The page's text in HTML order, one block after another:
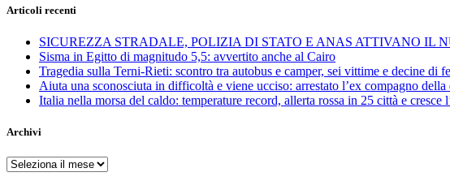
Articoli recenti
SICUREZZA STRADALE, POLIZIA DI STATO E ANAS ATTIVANO IL
Sisma in Egitto di magnitudo 5,5: avvertito anche al Cairo
Tragedia sulla Terni-Rieti: scontro tra autobus e camper, sei vittime e decine di
Aiuta una sconosciuta in difficoltà e viene ucciso: arrestato l’ex compagno della
Italia nella morsa del caldo: temperature record, allerta rossa in 25 città e cresce
Archivi
Archivi